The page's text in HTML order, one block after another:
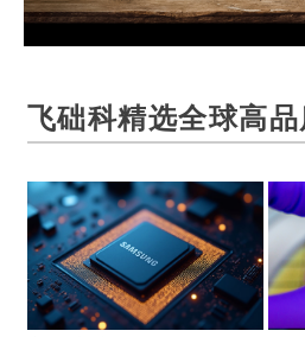
飞础科精选全球高